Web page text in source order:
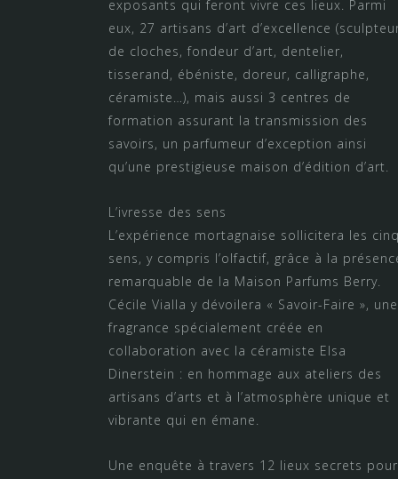
exposants qui feront vivre ces lieux. Parmi
eux, 27 artisans d’art d’excellence
de cloches, fondeur d’art, dentelier,
tisserand, ébéniste, doreur, calligraphe,
céramiste…), mais aussi 3 centres de
formation assurant la transmission des
savoirs, un parfumeur d’exception ainsi
qu’une prestigieuse maison d’édition d’art.
L’ivresse des sens
L’expérience mortagnaise sollicitera les cinq
sens, y compris l’olfactif, grâce à la
remarquable de la Maison Parfums Berry.
Cécile Vialla y dévoilera « Savoir-Faire », une
fragrance spécialement créée en
collaboration avec la céramiste Elsa
Dinerstein : en hommage aux ateliers des
artisans d’arts et à l’atmosphère unique et
vibrante qui en émane.
Une enquête à travers 12 lieux secrets pour